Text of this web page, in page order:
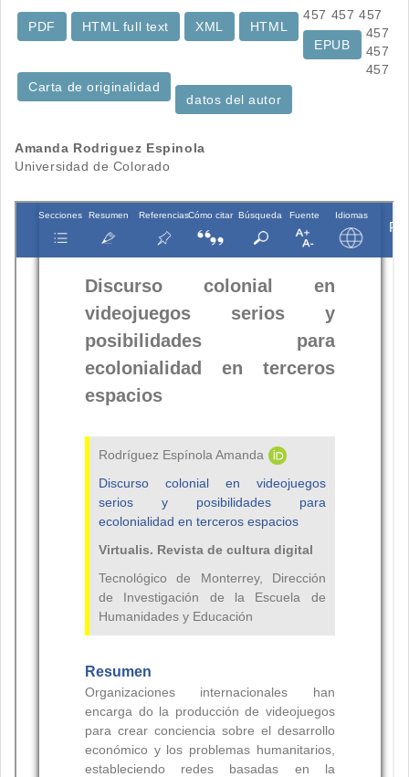
457
PDF
457
HTML full text
XML
457
HTML
457
EPUB
457
Carta de originalidad
457
datos del autor
Contenido
del
artículo
Amanda Rodriguez Espinola
Universidad de Colorado